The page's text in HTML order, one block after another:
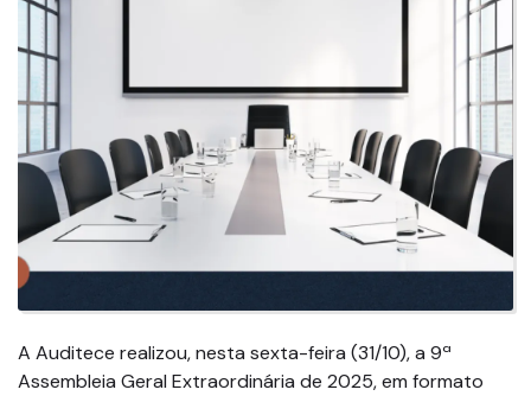
A Auditece realizou, nesta sexta-feira (31/10), a 9ª
Assembleia Geral Extraordinária de 2025, em formato